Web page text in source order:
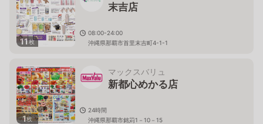
11枚
末吉店
08:00-24:00
沖縄県那覇市首里末吉町4-1-1
1枚
マックスバリュ
新都心めかる店
24時間
沖縄県那覇市銘苅1－10－15